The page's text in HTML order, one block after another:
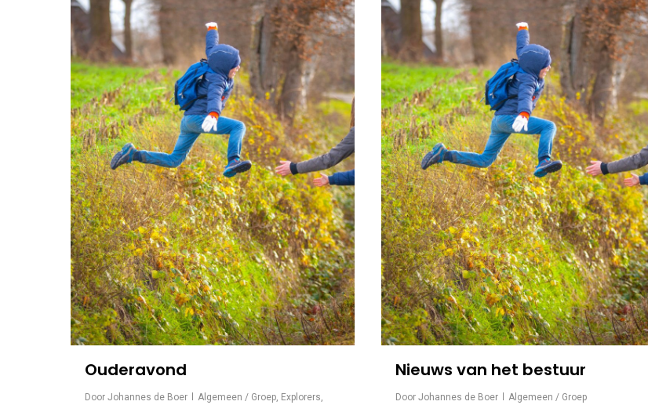
Ouderavond
Door Johannes de Boer Algemeen / Groep, Explorers,
Nieuws van het bestuur
Door Johannes de Boer Algemeen / Groep